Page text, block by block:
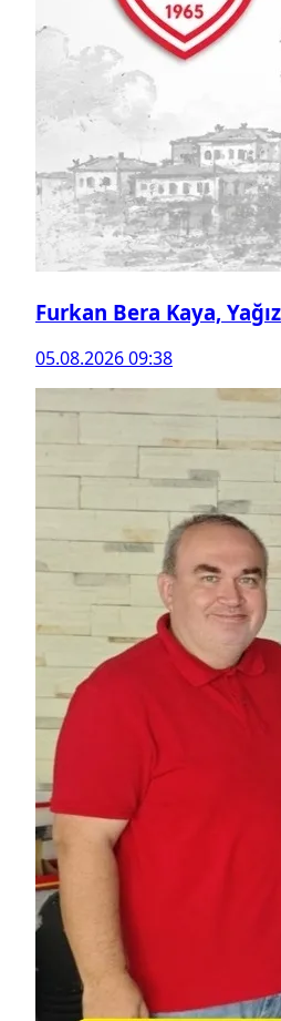
Furkan Bera Kaya,
05.08.2026 09:38